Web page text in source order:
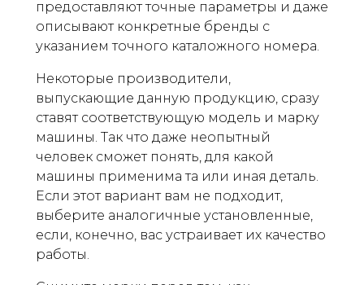
предоставляют точные параметры и даже
описывают конкретные бренды с
указанием точного каталожного номера.
Некоторые производители,
выпускающие данную продукцию, сразу
ставят соответствующую модель и марку
машины. Так что даже неопытный
человек сможет понять, для какой
машины применима та или иная деталь.
Если этот вариант вам не подходит,
выберите аналогичные установленные,
если, конечно, вас устраивает их качество
работы.